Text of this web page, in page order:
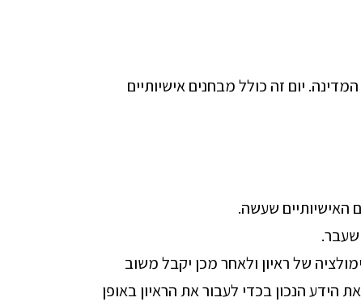
יום זה כולל מבחנים אישיותיים
האישיותיים שעשה.
של ראיון ולאחר מכן יקבל משוב
הידע הנכון בכדי לעבור את הראיון באופן